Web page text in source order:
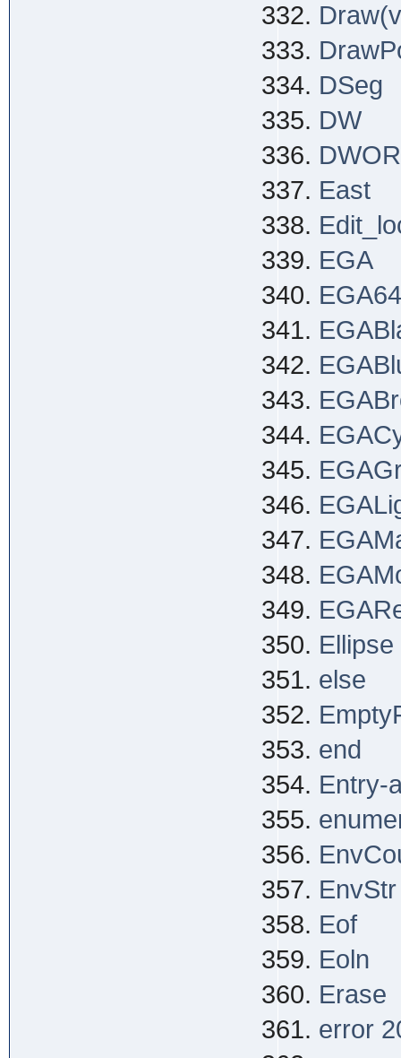
DSeg
DW
East
EGA
EGA64
Ellipse
else
end
Entry-
EnvStr
Eof
Eoln
Erase
error